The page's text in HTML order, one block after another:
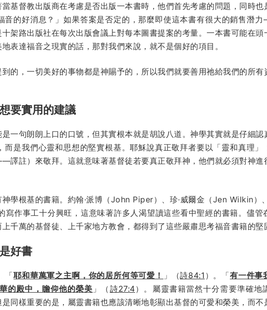
基督教出版商在考慮是否出版一本書時，他們首先考慮的問題，同時也
音的好消息？」如果答案是否定的，那麼即使這本書有很大的銷售潛
架路出版社在每次出版會議上對每本圖書提案的考量。一本書可能在頭
表達福音之現實的話，那對我們來說，就不是個好的項目。
的，一切美好的事物都是神賜予的，所以我們就要善用祂給我們的所有
要實用的建議
一句朗朗上口的口號，但其實根本就是胡說八道。神學其實就是仔細認
是我們心靈和思想的堅實根基。耶穌說真正敬拜者要以「靈和真理」
譯註）來敬拜。這就意味著基督徒若要真正敬拜神，他們就必須對神進
學根基的書籍。約翰·派博（John Piper）、珍·威爾金（Jen Wilkin）
寫作事工十分興旺，這意味著許多人渴望讀這些看中聖經的書籍。儘管
千萬的基督徒、上千家地方教會，都得到了這些嚴肅思考福音書籍的堅
好書
「耶和華萬軍之主啊，你的居所何等可愛！ 」（詩84:1 ）。「有一件事
的殿中，瞻仰他的榮美 」（ 詩27:4）。屬靈書籍當然十分需要準確地
同樣重要的是，屬靈書籍也應該清晰地彰顯出基督的可愛和榮美，而不